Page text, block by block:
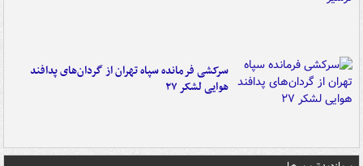
سرکشی فرمانده سپاه تهران از گردان‌های پدافند
هوایی لشکر ۲۷